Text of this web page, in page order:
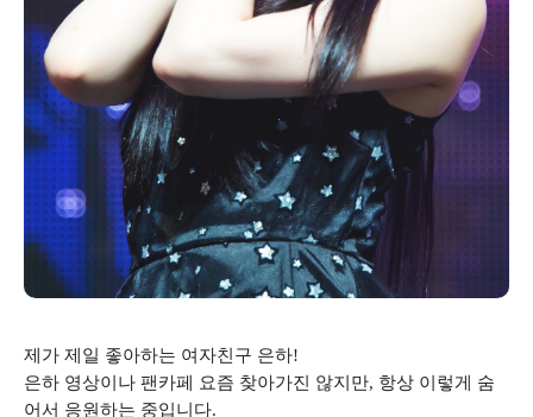
제가 제일 좋아하는 여자친구 은하!
은하 영상이나 팬카페 요즘 찾아가진 않지만, 항상 이렇게 숨
어서 응원하는 중입니다.